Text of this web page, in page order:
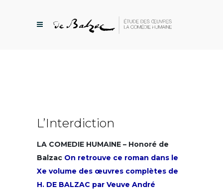
L’Interdiction
LA COMEDIE HUMAINE – Honoré de
Balzac On retrouve ce roman dans le
Xe volume des œuvres complètes de
H. DE BALZAC par Veuve André